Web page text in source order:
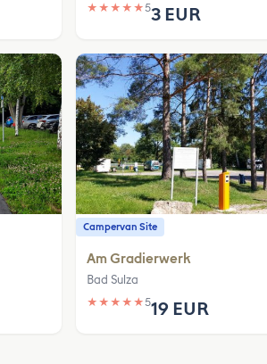
★ ★ ★ ★ ★53 EUR
Campervan Site
Am Gradierwerk
Bad Sulza
★ ★ ★ ★ ★519 EUR